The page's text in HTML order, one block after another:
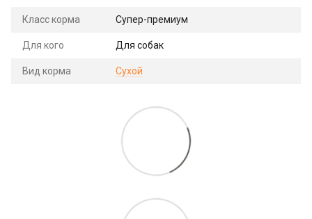
Класс корма Супер-премиум
Для кого Для собак
Вид корма Сухой